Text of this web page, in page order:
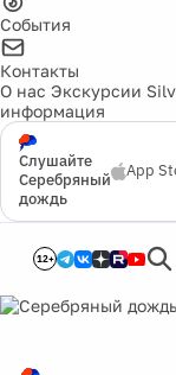
События
Контакты
О нас Экскурсии
информация
Слушайте
Серебряный
дождь
App
12+